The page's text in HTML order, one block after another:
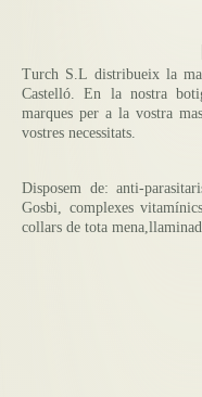
Turch S.L distribueix la
Castelló. En la nostra
marques per a la vostra
vostres necessitats.
Disposem de: anti-
Gosbi, complexes
collars de tota